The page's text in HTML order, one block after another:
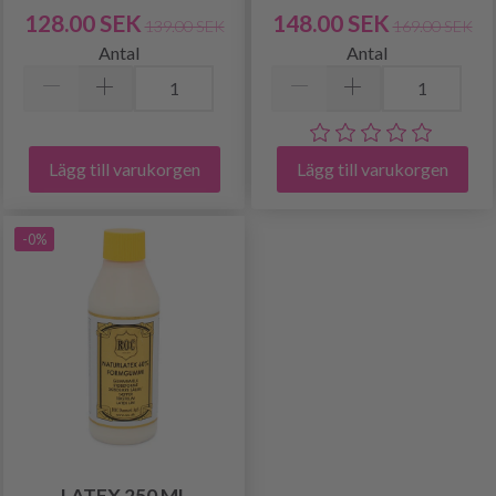
128.00 SEK 139.00 SEK
Antal
Lägg till varukorgen
148.00 SEK 169.00 SEK
Antal
Lägg till varukorgen
-0%